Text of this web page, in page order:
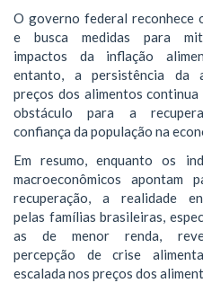
O governo federal reconhece
e busca medidas para
impactos da inflação
entanto, a persistência da
preços dos alimentos continua
obstáculo para a
confiança da população na
Em resumo, enquanto os
macroeconômicos apontam
recuperação, a realidade
pelas famílias brasileiras,
as de menor renda,
percepção de crise
escalada nos preços dos